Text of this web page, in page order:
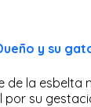
y su
de la
por su